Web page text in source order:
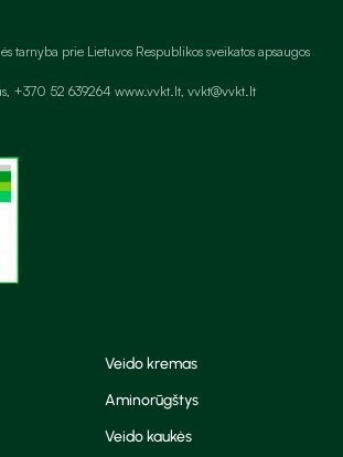
tarnyba prie Lietuvos Respublikos sveikatos apsaugos
+370 52 639264 www.vvkt.lt, vvkt@vvkt.lt
Veido kremas
Aminorūgštys
Veido kaukės